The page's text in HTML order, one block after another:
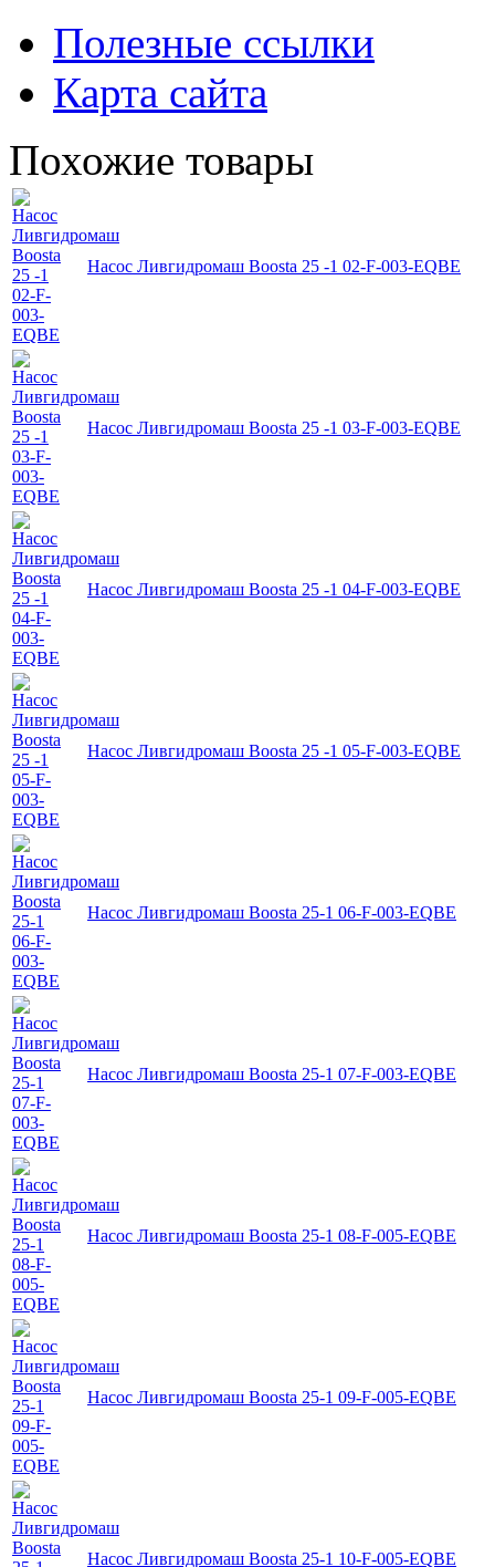
Полезные ссылки
Карта сайта
Похожие товары
Насос Ливгидромаш Boosta 25 -1 02-F-003-EQBE
Насос Ливгидромаш Boosta 25 -1 03-F-003-EQBE
Насос Ливгидромаш Boosta 25 -1 04-F-003-EQBE
Насос Ливгидромаш Boosta 25 -1 05-F-003-EQBE
Насос Ливгидромаш Boosta 25-1 06-F-003-EQBE
Насос Ливгидромаш Boosta 25-1 07-F-003-EQBE
Насос Ливгидромаш Boosta 25-1 08-F-005-EQBE
Насос Ливгидромаш Boosta 25-1 09-F-005-EQBE
Насос Ливгидромаш Boosta 25-1 10-F-005-EQBE